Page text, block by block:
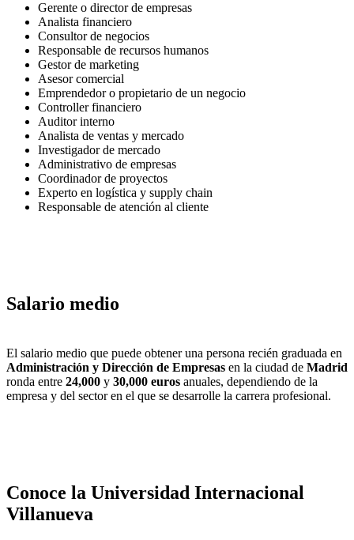
Gerente o director de empresas
Analista financiero
Consultor de negocios
Responsable de recursos humanos
Gestor de marketing
Asesor comercial
Emprendedor o propietario de un negocio
Controller financiero
Auditor interno
Analista de ventas y mercado
Investigador de mercado
Administrativo de empresas
Coordinador de proyectos
Experto en logística y supply chain
Responsable de atención al cliente
Salario medio
El salario medio que puede obtener una persona recién graduada en
Administración y Dirección de Empresas en la ciudad de Madrid
ronda entre 24,000 y 30,000 euros anuales, dependiendo de la
empresa y del sector en el que se desarrolle la carrera profesional.
Conoce la Universidad Internacional
Villanueva